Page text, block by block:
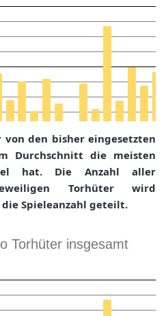
den bisher eingesetzten
Durchschnitt die meisten
hat. Die Anzahl aller
Torhüter wird
Spieleanzahl geteilt.